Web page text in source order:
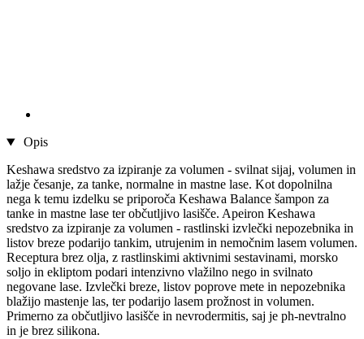
Opis
Keshawa sredstvo za izpiranje za volumen - svilnat sijaj, volumen in
lažje česanje, za tanke, normalne in mastne lase. Kot dopolnilna
nega k temu izdelku se priporoča Keshawa Balance šampon za
tanke in mastne lase ter občutljivo lasišče. Apeiron Keshawa
sredstvo za izpiranje za volumen - rastlinski izvlečki nepozebnika in
listov breze podarijo tankim, utrujenim in nemočnim lasem volumen.
Receptura brez olja, z rastlinskimi aktivnimi sestavinami, morsko
soljo in ekliptom podari intenzivno vlažilno nego in svilnato
negovane lase. Izvlečki breze, listov poprove mete in nepozebnika
blažijo mastenje las, ter podarijo lasem prožnost in volumen.
Primerno za občutljivo lasišče in nevrodermitis, saj je ph-nevtralno
in je brez silikona.